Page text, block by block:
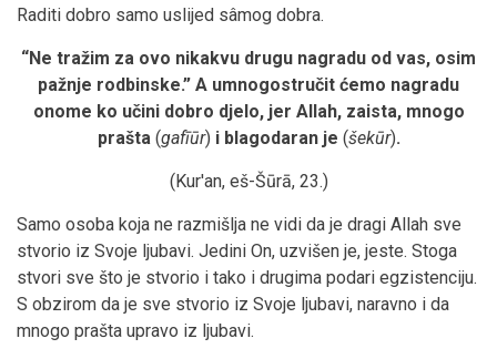
Raditi dobro samo uslijed sâmog dobra.
“Ne tražim za ovo nikakvu drugu nagradu od vas, osim
pažnje rodbinske.” A umnogostručit ćemo nagradu
onome ko učini dobro djelo, jer Allah, zaista, mnogo
prašta (gafīūr) i blagodaran je (šekūr).
(Kur'an, eš-Šūrā, 23.)
Samo osoba koja ne razmišlja ne vidi da je dragi Allah sve
stvorio iz Svoje ljubavi. Jedini On, uzvišen je, jeste. Stoga
stvori sve što je stvorio i tako i drugima podari egzistenciju.
S obzirom da je sve stvorio iz Svoje ljubavi, naravno i da
mnogo prašta upravo iz ljubavi.